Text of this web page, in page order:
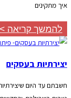
איך מתקינים
להמשך קריאה >
יצירתיות בעסקים
חשבתם עד היום